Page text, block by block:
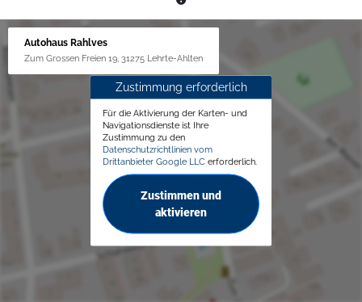
Autohaus Rahlves
Zum Grossen Freien 19, 31275 Lehrte-Ahlten
Zustimmung erforderlich
Für die Aktivierung der Karten- und
Navigationsdienste ist Ihre
Zustimmung zu den
Datenschutzrichtlinien vom
Drittanbieter Google LLC erforderlich.
Zustimmen und
aktivieren